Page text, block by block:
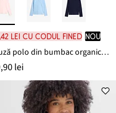
lei cu codul FINED nou
Bluză polo din bumbac organic 100%
lei